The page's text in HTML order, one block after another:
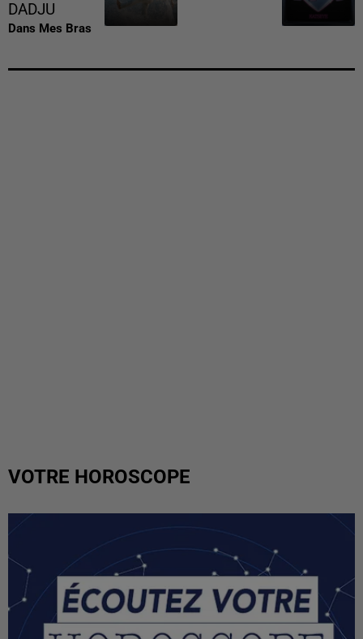
DADJU
Dans Mes Bras
VOTRE HOROSCOPE